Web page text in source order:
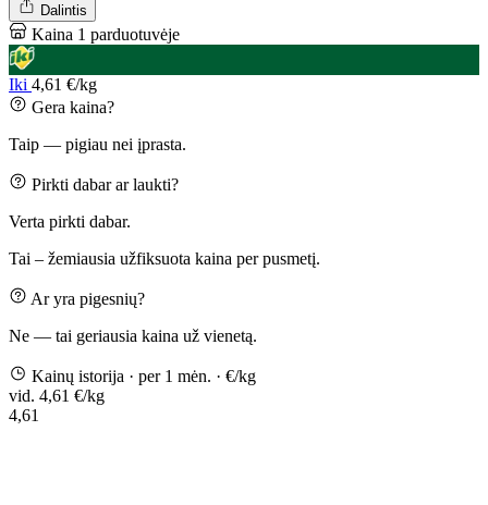
Dalintis
Kaina 1 parduotuvėje
Iki 4,61 €/kg
Gera kaina?
Taip — pigiau nei įprasta.
Pirkti dabar ar laukti?
Verta pirkti dabar.
Tai – žemiausia užfiksuota kaina per pusmetį.
Ar yra pigesnių?
Ne — tai geriausia kaina už vienetą.
Kainų istorija · per 1 mėn. · €/kg
vid. 4,61 €/kg
4,61